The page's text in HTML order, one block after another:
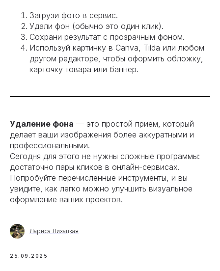
Загрузи фото в сервис.
Удали фон (обычно это один клик).
Сохрани результат с прозрачным фоном.
Используй картинку в Canva, Tilda или любом
другом редакторе, чтобы оформить обложку,
карточку товара или баннер.
Удаление фона — это простой приём, который
делает ваши изображения более аккуратными и
профессиональными.
Сегодня для этого не нужны сложные программы:
достаточно пары кликов в онлайн-сервисах.
Попробуйте перечисленные инструменты, и вы
увидите, как легко можно улучшить визуальное
оформление ваших проектов.
Лариса Лихацкая
25.09.2025